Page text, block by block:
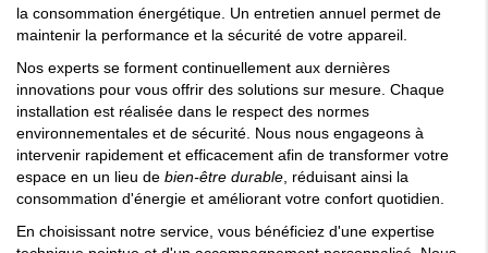
la consommation énergétique. Un entretien annuel permet de
maintenir la performance et la sécurité de votre appareil.
Nos experts se forment continuellement aux dernières
innovations pour vous offrir des solutions sur mesure. Chaque
installation est réalisée dans le respect des normes
environnementales et de sécurité. Nous nous engageons à
intervenir rapidement et efficacement afin de transformer votre
espace en un lieu de bien-être durable , réduisant ainsi la
consommation d'énergie et améliorant votre confort quotidien.
En choisissant notre service, vous bénéficiez d'une expertise